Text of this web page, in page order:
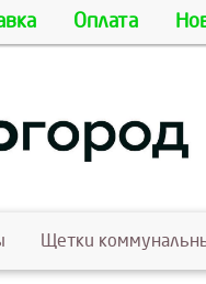
Оплата
Щетки